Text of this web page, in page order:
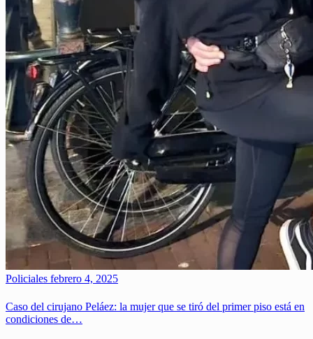
Policiales febrero 4, 2025
Caso del cirujano Peláez: la mujer que se tiró del primer piso está en
condiciones de…